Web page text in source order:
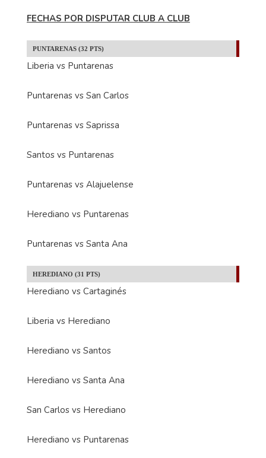
FECHAS POR DISPUTAR CLUB A CLUB
PUNTARENAS (32 PTS)
Liberia vs Puntarenas
Puntarenas vs San Carlos
Puntarenas vs Saprissa
Santos vs Puntarenas
Puntarenas vs Alajuelense
Herediano vs Puntarenas
Puntarenas vs Santa Ana
HEREDIANO (31 PTS)
Herediano vs Cartaginés
Liberia vs Herediano
Herediano vs Santos
Herediano vs Santa Ana
San Carlos vs Herediano
Herediano vs Puntarenas